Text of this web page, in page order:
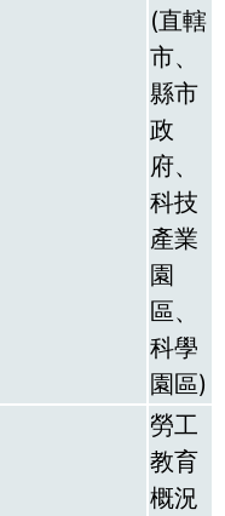
(直轄
市、
縣市
政
府、
科技
產業
園
區、
科學
園區)
勞工
教育
概況